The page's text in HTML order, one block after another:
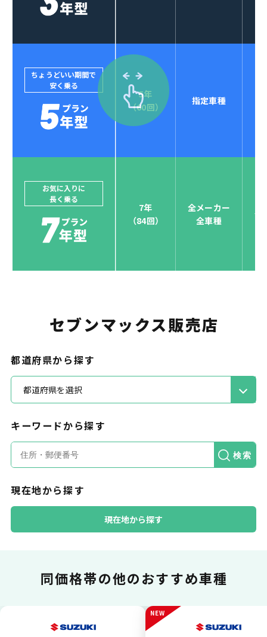
POINT
4
セブンマックスなら
クレジットカード払い可能
ジョイカルジャパンでは、カーリース決済を国際5大カ
他にはないサービスがクレジットカード決済、賢くポ
イント運用も！
お支払いを一元管理！しかも
ポイント還元
普段のお買い物同様、お車の月々利用料をカ
一括払いが可能
ちょうどいい期間で
安く乗る
5年
（60回）
指定車種
お気に入りに
長く乗る
7年
（84回）
全メーカー
全車種
全
セブンマックス販売店
都道府県から探す
都道府県を選択
キーワードから探す
検索
現在地から探す
現在地から探す
同価格帯の他のおすすめ車種
NEW